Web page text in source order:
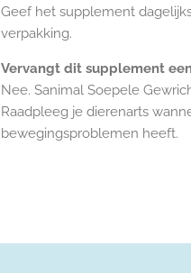
Geef het supplement
verpakking.
Vervangt dit supplement
Nee. Sanimal Soepele
Raadpleeg je dierenarts
bewegingsproblemen heeft.